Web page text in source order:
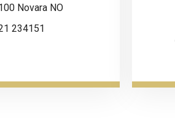
Novara NO
234151